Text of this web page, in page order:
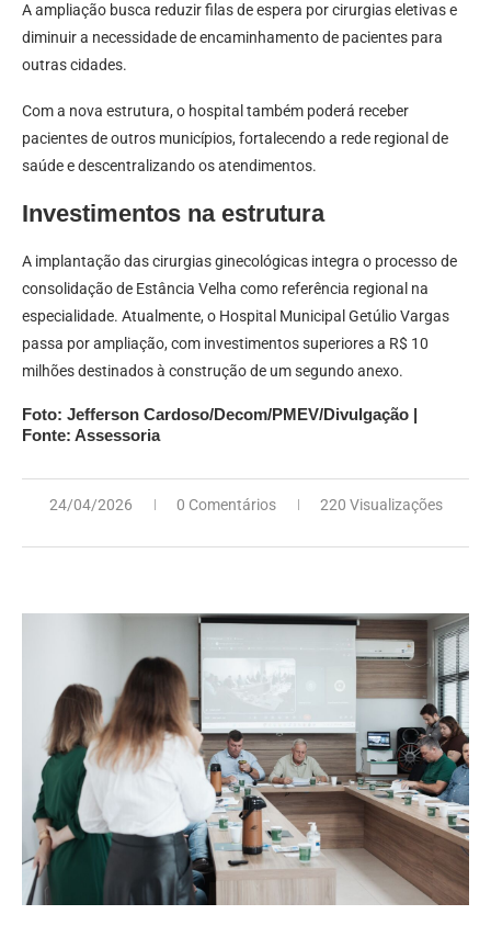
A ampliação busca reduzir filas de espera por cirurgias eletivas e
diminuir a necessidade de encaminhamento de pacientes para
outras cidades.
Com a nova estrutura, o hospital também poderá receber
pacientes de outros municípios, fortalecendo a rede regional de
saúde e descentralizando os atendimentos.
Investimentos na estrutura
A implantação das cirurgias ginecológicas integra o processo de
consolidação de Estância Velha como referência regional na
especialidade. Atualmente, o Hospital Municipal Getúlio Vargas
passa por ampliação, com investimentos superiores a R$ 10
milhões destinados à construção de um segundo anexo.
Foto: Jefferson Cardoso/Decom/PMEV/Divulgação |
Fonte: Assessoria
24/04/2026 0 Comentários 220 Visualizações